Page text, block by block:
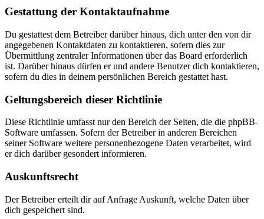
Gestattung der Kontaktaufnahme
Du gestattest dem Betreiber darüber hinaus, dich unter den von dir
angegebenen Kontaktdaten zu kontaktieren, sofern dies zur
Übermittlung zentraler Informationen über das Board erforderlich
ist. Darüber hinaus dürfen er und andere Benutzer dich kontaktieren,
sofern du dies in deinem persönlichen Bereich gestattet hast.
Geltungsbereich dieser Richtlinie
Diese Richtlinie umfasst nur den Bereich der Seiten, die die phpBB-
Software umfassen. Sofern der Betreiber in anderen Bereichen
seiner Software weitere personenbezogene Daten verarbeitet, wird
er dich darüber gesondert informieren.
Auskunftsrecht
Der Betreiber erteilt dir auf Anfrage Auskunft, welche Daten über
dich gespeichert sind.